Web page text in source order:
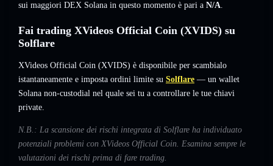
sui maggiori DEX Solana in questo momento è pari a N/A.
Fai trading XVideos Official Coin (XVIDS) su
Solflare
XVideos Official Coin (XVIDS) è disponibile per scambialo
istantaneamente e imposta ordini limite su Solflare — un wallet
Solana non-custodial nel quale sei tu a controllare le tue chiavi
private.
N.B.: La scansione dei rischi integrata di Solflare ha individuato
potenziali problemi con XVideos Official Coin. Esamina sempre le
valutazioni dei rischi prima di fare trading.